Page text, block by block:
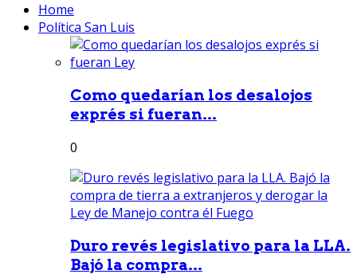
Home
Política San Luis
Como quedarían los desalojos
exprés si fueran...
0
Duro revés legislativo para la LLA.
Bajó la compra...